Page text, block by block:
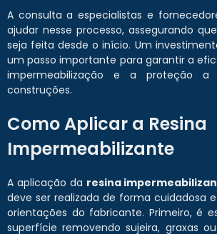
A consulta a especialistas e
ajudar nesse processo, assegurando
seja feita desde o início. Um
um passo importante para garantir a
impermeabilização e a proteção a
construções.
Como Aplicar a Resina
Impermeabilizante
A aplicação da resina
deve ser realizada de forma cuidadosa
orientações do fabricante. Primeiro, é
superfície removendo sujeira, graxas